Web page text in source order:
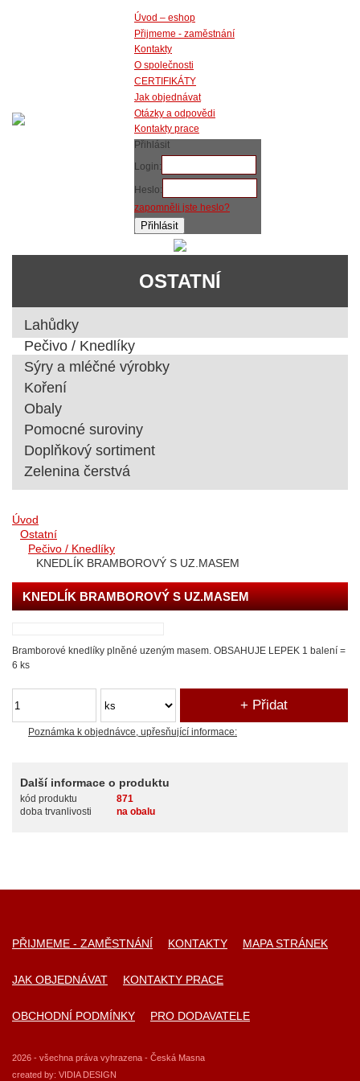
Úvod – eshop
Přijmeme - zaměstnání
Kontakty
O společnosti
CERTIFIKÁTY
Jak objednávat
Otázky a odpovědi
Kontakty prace
Přihlásit
Login:
Heslo:
zapomněli jste heslo?
Úvod
Ostatní
Pečivo / Knedlíky
KNEDLÍK BRAMBOROVÝ S UZ.MASEM
KNEDLÍK BRAMBOROVÝ S UZ.MASEM
Bramborové knedlíky plněné uzeným masem. OBSAHUJE LEPEK 1 balení =
6 ks
Poznámka k objednávce, upřesňující informace:
Další informace o produktu
kód produktu
871
doba trvanlivosti
na obalu
OSTATNÍ
Lahůdky
Pečivo / Knedlíky
Sýry a mléčné výrobky
Koření
Obaly
Pomocné suroviny
Doplňkový sortiment
Zelenina čerstvá
PŘIJMEME - ZAMĚSTNÁNÍ KONTAKTY MAPA STRÁNEK
JAK OBJEDNÁVAT KONTAKTY PRACE
OBCHODNÍ PODMÍNKY PRO DODAVATELE
2026 - všechna práva vyhrazena - Česká Masna
created by: VIDIA DESIGN